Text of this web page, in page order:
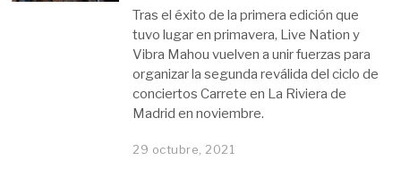
Tras el éxito de la primera edición que
tuvo lugar en primavera, Live Nation y
Vibra Mahou vuelven a unir fuerzas para
organizar la segunda reválida del ciclo de
conciertos Carrete en La Riviera de
Madrid en noviembre.
29 octubre, 2021